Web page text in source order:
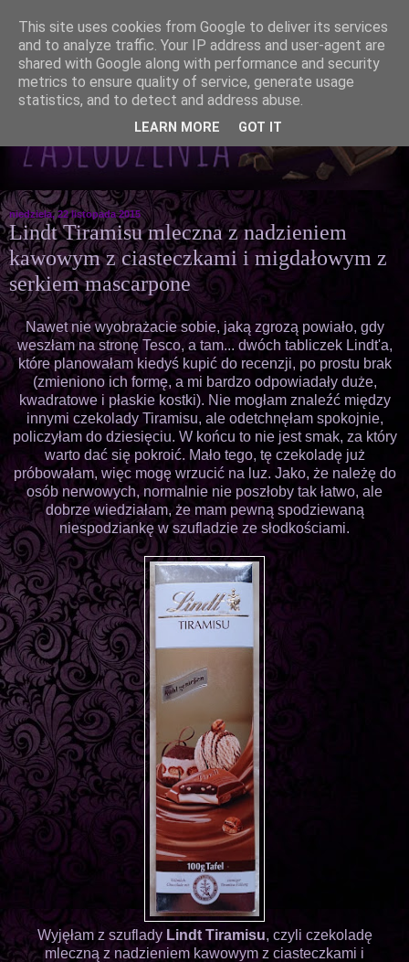
niedziela, 22 listopada 2015
Lindt Tiramisu mleczna z nadzieniem
kawowym z ciasteczkami i migdałowym z
serkiem mascarpone
Nawet nie wyobrażacie sobie, jaką zgrozą powiało, gdy
weszłam na stronę Tesco, a tam... dwóch tabliczek Lindt'a,
które planowałam kiedyś kupić do recenzji, po prostu brak
(zmieniono ich formę, a mi bardzo odpowiadały duże,
kwadratowe i płaskie kostki). Nie mogłam znaleźć między
innymi czekolady Tiramisu, ale odetchnęłam spokojnie,
policzyłam do dziesięciu. W końcu to nie jest smak, za który
warto dać się pokroić. Mało tego, tę czekoladę już
próbowałam, więc mogę wrzucić na luz. Jako, że należę do
osób nerwowych, normalnie nie poszłoby tak łatwo, ale
dobrze wiedziałam, że mam pewną spodziewaną
niespodziankę w szufladzie ze słodkościami.
Wyjęłam z szuflady Lindt Tiramisu, czyli czekoladę
mleczną z nadzieniem kawowym z ciasteczkami i
This site uses cookies from Google to deliver its services
and to analyze traffic. Your IP address and user-agent are
shared with Google along with performance and security
metrics to ensure quality of service, generate usage
statistics, and to detect and address abuse.
LEARN MORE GOT IT